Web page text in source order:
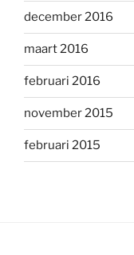
december 2016
maart 2016
februari 2016
november 2015
februari 2015